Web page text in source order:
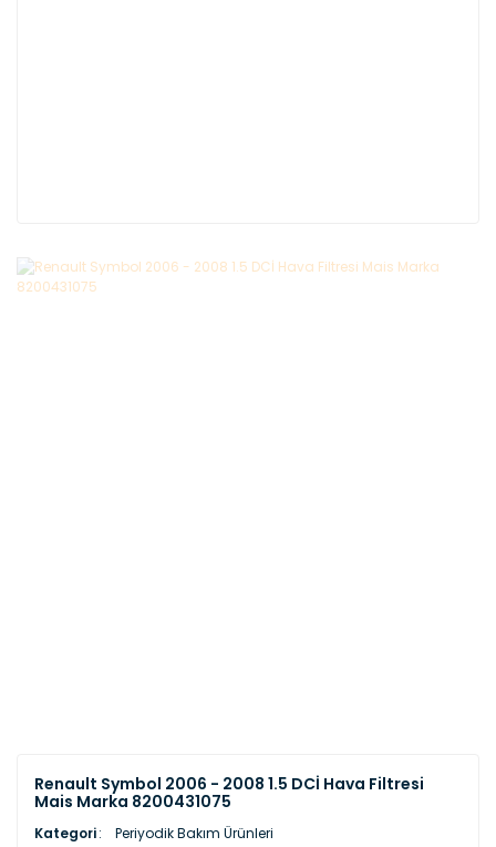
Renault Symbol 2006 - 2008 1.5 DCİ Hava Filtresi
Mais Marka 8200431075
Kategori
Periyodik Bakım Ürünleri